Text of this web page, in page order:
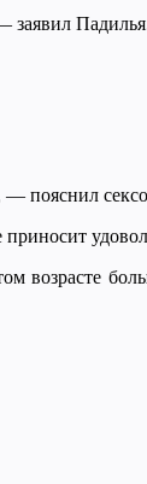
заявил
— пояснил
возрасте